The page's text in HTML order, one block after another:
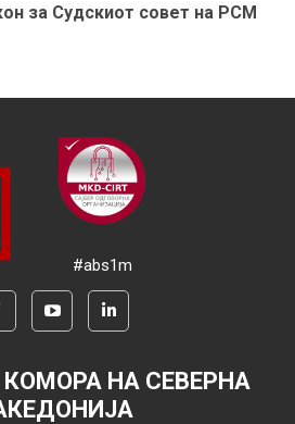
за Судскиот совет на РСМ
#abs1m
НА СЕВЕРНА